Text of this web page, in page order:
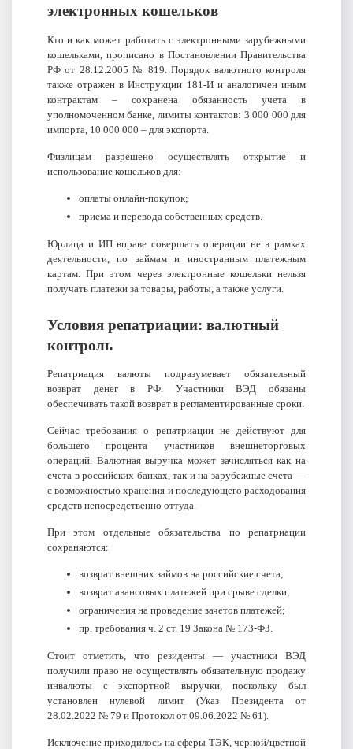
электронных кошельков
Кто и как может работать с электронными зарубежными
кошельками, прописано в Постановлении Правительства
РФ от 28.12.2005 № 819. Порядок валютного контроля
также отражен в Инструкции 181-И и аналогичен иным
контрактам – сохранена обязанность учета в
уполномоченном банке, лимиты контактов: 3 000 000 для
импорта, 10 000 000 – для экспорта.
Физлицам разрешено осуществлять открытие и
использование кошельков для:
оплаты онлайн‑покупок;
приема и перевода собственных средств.
Юрлица и ИП вправе совершать операции не в рамках
деятельности, по займам и иностранным платежным
картам. При этом через электронные кошельки нельзя
получать платежи за товары, работы, а также услуги.
Условия репатриации: валютный
контроль
Репатриация валюты подразумевает обязательный
возврат денег в РФ. Участники ВЭД обязаны
обеспечивать такой возврат в регламентированные сроки.
Сейчас требования о репатриации не действуют для
большего процента участников внешнеторговых
операций. Валютная выручка может зачисляться как на
счета в российских банках, так и на зарубежные счета —
с возможностью хранения и последующего расходования
средств непосредственно оттуда.
При этом отдельные обязательства по репатриации
сохраняются:
возврат внешних займов на российские счета;
возврат авансовых платежей при срыве сделки;
ограничения на проведение зачетов платежей;
пр. требования ч. 2 ст. 19 Закона № 173‑ФЗ.
Стоит отметить, что резиденты — участники ВЭД
получили право не осуществлять обязательную продажу
инвалюты с экспортной выручки, поскольку был
установлен нулевой лимит (Указ Президента от
28.02.2022 № 79 и Протокол от 09.06.2022 № 61).
Исключение приходилось на сферы ТЭК, черной/цветной